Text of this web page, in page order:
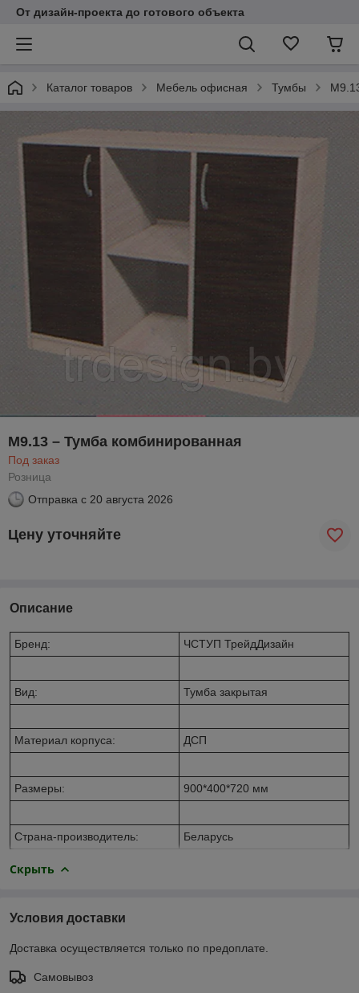
От дизайн-проекта до готового объекта
Каталог товаров Мебель офисная Тумбы
М9.13 – Тумба комбинированная
Под заказ
Розница
Отправка с 20 августа 2026
Цену уточняйте
Описание
Бренд: ЧСТУП ТрейдДизайн
Вид: Тумба закрытая
Материал корпуса: ДСП
Размеры: 900*400*720 мм
Страна-производитель: Беларусь
Скрыть
Условия доставки
Доставка осуществляется только по предоплате.
Самовывоз